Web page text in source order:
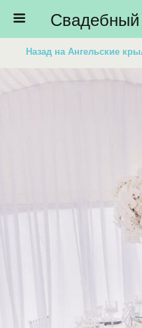
Назад на Ангельские